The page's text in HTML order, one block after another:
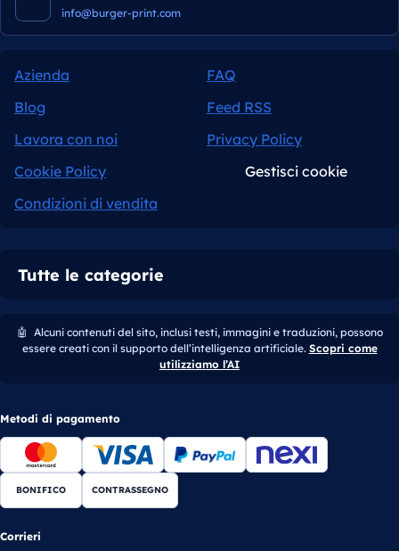
info@burger-print.com
Azienda
FAQ
Blog
Feed RSS
Lavora con noi
Privacy Policy
Cookie Policy
Gestisci cookie
Condizioni di vendita
Tutte le categorie
🤖 Alcuni contenuti del sito, inclusi testi, immagini e traduzioni, possono
essere creati con il supporto dell’intelligenza artificiale. Scopri come
utilizziamo l’AI
Metodi di pagamento
BONIFICO CONTRASSEGNO
Corrieri